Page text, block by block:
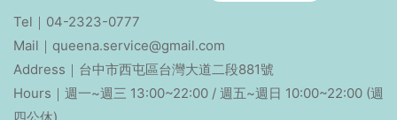
Tel｜ 04-2323-0777
Mail｜ queena.service@gmail.com
Address｜ 台中市西屯區台灣大道二段881號
Hours｜週一~週三 13:00~22:00 / 週五~週日 10:00~22:00 (週